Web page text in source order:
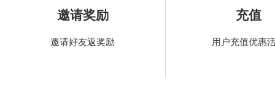
邀请奖励
邀请好友返奖励
充值
用户充值优惠